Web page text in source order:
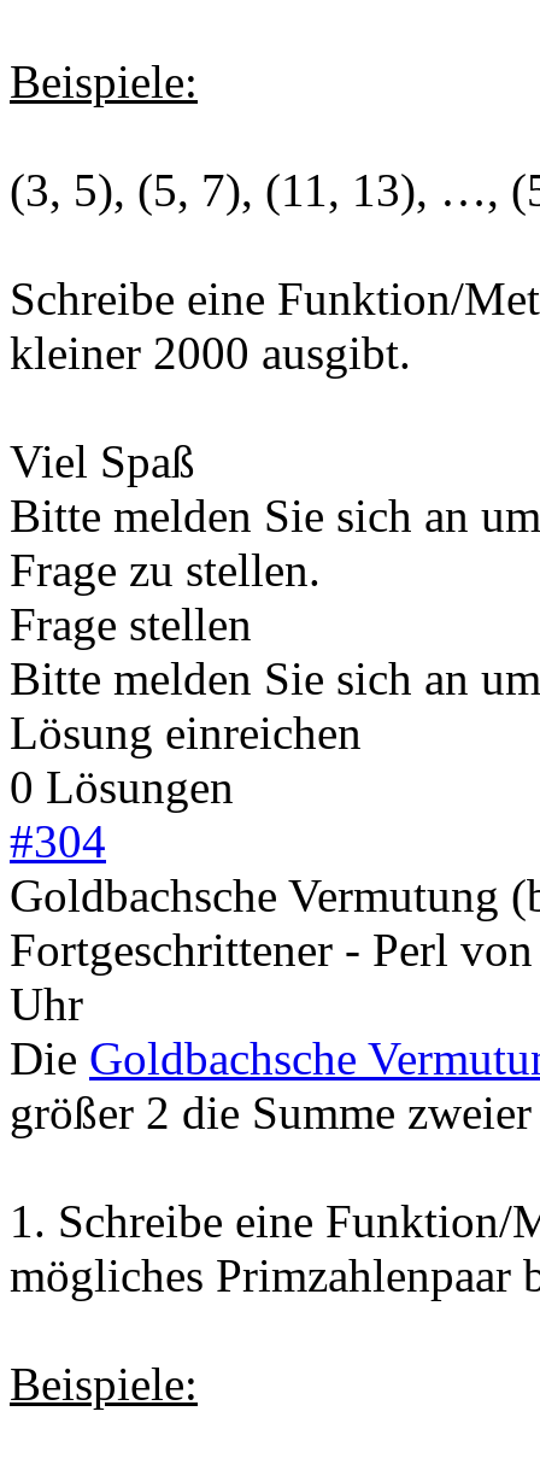
Beispiele:
(3, 5), (5, 7), (11, 13), …,
Schreibe eine Funktion/
kleiner 2000 ausgibt.
Viel Spaß
Bitte melden Sie sich an
Frage zu stellen.
Frage stellen
Bitte melden Sie sich an
Lösung einreichen
0 Lösungen
#304
Goldbachsche Vermutung
Fortgeschrittener - Perl
Uhr
Die Goldbachsche
größer 2 die Summe
1. Schreibe eine Funktion/
mögliches Primzahlenpaar
Beispiele: